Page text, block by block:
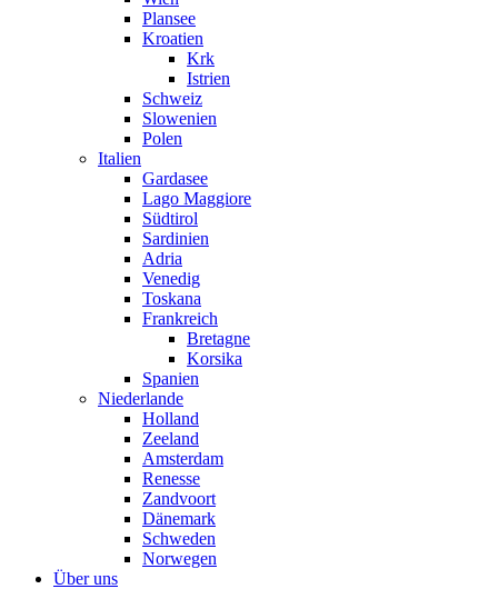
Plansee
Kroatien
Krk
Istrien
Schweiz
Slowenien
Polen
Italien
Gardasee
Lago Maggiore
Südtirol
Sardinien
Adria
Venedig
Toskana
Frankreich
Bretagne
Korsika
Spanien
Niederlande
Holland
Zeeland
Amsterdam
Renesse
Zandvoort
Dänemark
Schweden
Norwegen
Über uns